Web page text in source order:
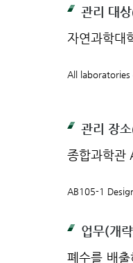
관리 대상
자연과학대
All laboratories
관리 장소
종합과학관
AB105-1
업무(개
폐수를 배